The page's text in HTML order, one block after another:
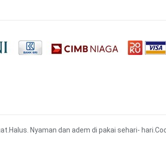
Nyaman dan adem di pakai sehari-